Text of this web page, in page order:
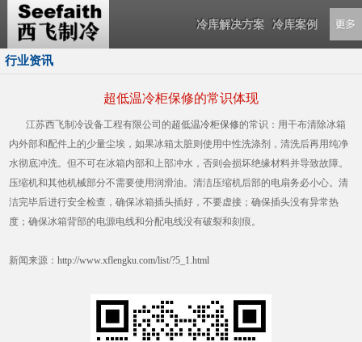
冷库解决方案 冷库案例
行业资讯
超低温冷柜保修的常识体现
江苏西飞制冷设备工程有限公司的超低温冷柜保修的常识：用干布清除冰箱
内外部和配件上的少量尘埃，如果冰箱太脏则使用中性洗涤剂，清洗后再用纯净
水彻底冲洗。但不可在冰箱内部和上部冲水，否则会损坏绝缘材料并导致故障。
压缩机和其他机械部分不需要使用润滑油。清洁压缩机后部的电扇务必小心。清
洁完毕后进行安全检查，确保冰箱插头插好，不要虚接；确保插头没有异常热
度；确保冰箱背部的电源电线和分配电线没有破裂和刻痕。
新闻来源：http://www.xflengku.com/list/?5_1.html